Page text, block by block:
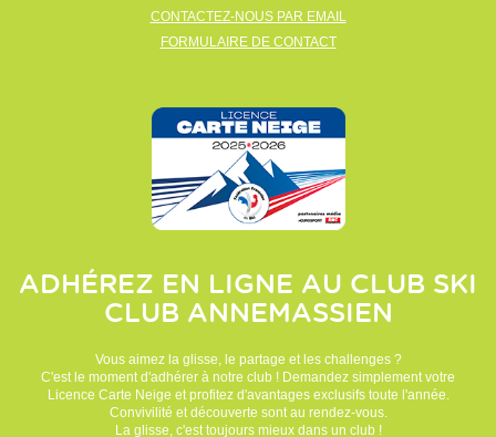
CONTACTEZ-NOUS PAR EMAIL
FORMULAIRE DE CONTACT
ADHÉREZ EN LIGNE AU CLUB SKI
CLUB ANNEMASSIEN
Vous aimez la glisse, le partage et les challenges ?
C'est le moment d'adhérer à notre club ! Demandez simplement votre
Licence Carte Neige et profitez d'avantages exclusifs toute l'année.
Convivilité et découverte sont au rendez-vous.
La glisse, c'est toujours mieux dans un club !